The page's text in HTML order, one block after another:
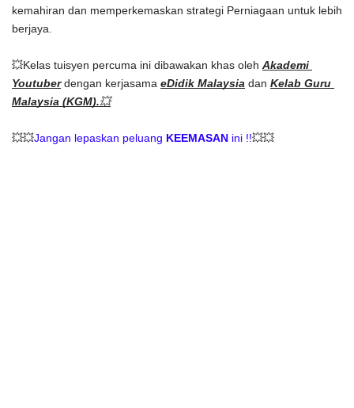
kemahiran dan memperkemaskan strategi Perniagaan untuk lebih
berjaya.
💥Kelas tuisyen percuma ini dibawakan khas oleh Akademi
Youtuber dengan kerjasama eDidik Malaysia dan Kelab Guru
Malaysia (KGM).💥
💥💥Jangan lepaskan peluang KEEMASAN ini !!💥💥